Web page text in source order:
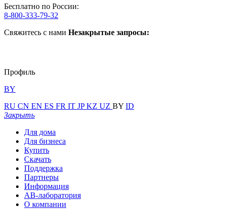
Бесплатно по России:
8-800-333-79-32
Свяжитесь с нами Незакрытые запросы:
Профиль
BY
RU CN EN ES FR IT JPKZ UZ BY ID
Закрыть
Для дома
Для бизнеса
Купить
Скачать
Поддержка
Партнеры
Информация
АВ-лаборатория
О компании